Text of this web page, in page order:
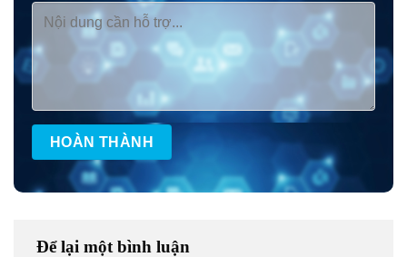
Để lại một bình luận